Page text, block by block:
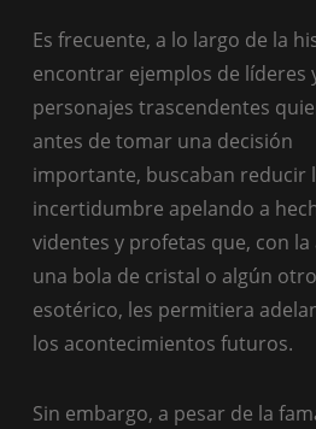
Es frecuente, a lo largo de la
encontrar ejemplos de líderes
personajes trascendentes
antes de tomar una decisión
importante, buscaban reducir
incertidumbre apelando a
videntes y profetas que, con la
una bola de cristal o algún
esotérico, les permitiera
los acontecimientos futuros.
Sin embargo, a pesar de la